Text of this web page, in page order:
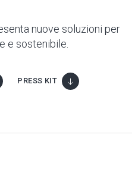
nuove soluzioni per
e sostenibile.
PRESS KIT